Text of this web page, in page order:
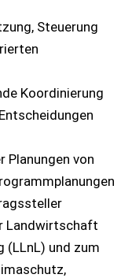
Steuerung
Koordinierung
Planungen von
Landwirtschaft
(LLnL) und zum